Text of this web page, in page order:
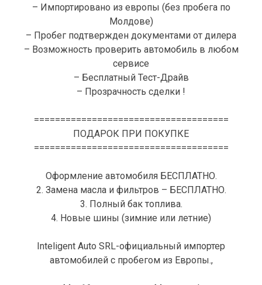
– Импортировано из европы (без пробега по
Молдове)
– Пробег подтвержден документами от дилера
– Возможность проверить автомобиль в любом
сервисе
– Бесплатный Тест-Драйв
– Прозрачность сделки !
=====================================
ПОДАРОК ПРИ ПОКУПКЕ
=====================================
Оформление автомобиля БЕСПЛАТНО.
2. Замена масла и фильтров – БЕСПЛАТНО.
3. Полный бак топлива.
4. Новые шины (зимние или летние)
Inteligent Auto SRL-официальный импортер
автомобилей с пробегом из Европы.,